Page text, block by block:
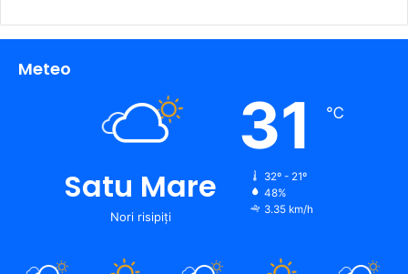
Meteo
Satu Mare
Nori risipiți
31 ℃
32º - 21º
48%
3.35 km/h